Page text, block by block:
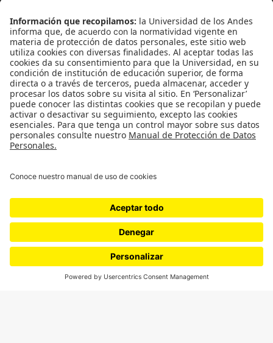
Proyectos 070
SÍGUENOS
¿Quieres escribir en 070?
cerosetenta@uniandes.edu.co
BOGOTÁ, COLOMBIA